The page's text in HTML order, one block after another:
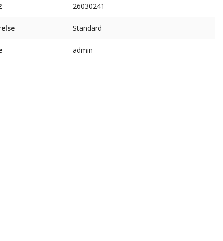
26030241
Standard
admin